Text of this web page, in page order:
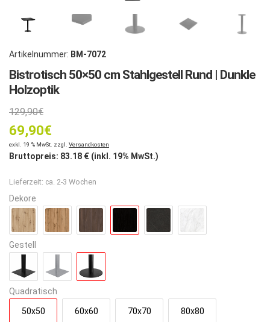
Artikelnummer: BM-7072
Bistrotisch 50×50 cm Stahlgestell Rund | Dunkle
Holzoptik
129,90€Ursprünglicher
Preis
war:
129,90€
69,90€
Aktueller
Preis
ist:
69,90€.
exkl. 19 % MwSt. zzgl. Versandkosten
Bruttopreis: 83.18 € (inkl. 19% MwSt.)
Lieferzeit: ca. 2-3 Wochen
Dekore
Gestell
Quadratisch
50x50 60x60 70x70 80x80